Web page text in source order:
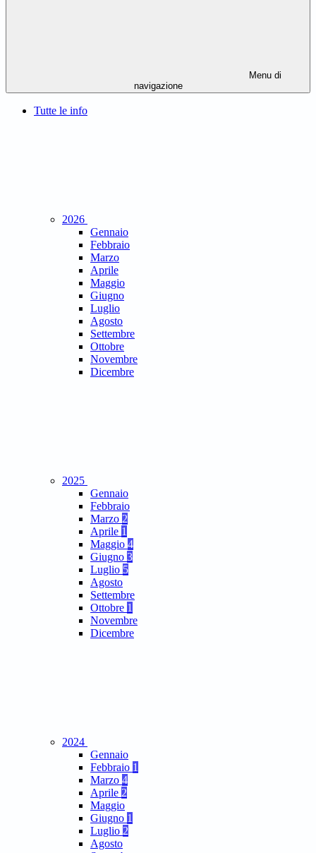
Menu di
navigazione
Tutte le info
2026
Gennaio
Febbraio
Marzo
Aprile
Maggio
Giugno
Luglio
Agosto
Settembre
Ottobre
Novembre
Dicembre
2025
Gennaio
Febbraio
Marzo 2
Aprile 1
Maggio 4
Giugno 3
Luglio 5
Agosto
Settembre
Ottobre 1
Novembre
Dicembre
2024
Gennaio
Febbraio 1
Marzo 4
Aprile 2
Maggio
Giugno 1
Luglio 2
Agosto